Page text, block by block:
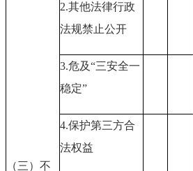
（三）不
2.其他法律行政
法规禁止公开
3.危及“三安全一
稳定”
4.保护第三方合
法权益